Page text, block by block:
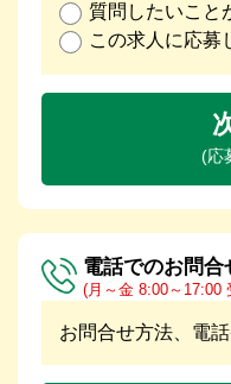
質問したいこと
この求人に応募
(応
電話でのお問合
(月～金 8:00～17:00
お問合せ方法、電